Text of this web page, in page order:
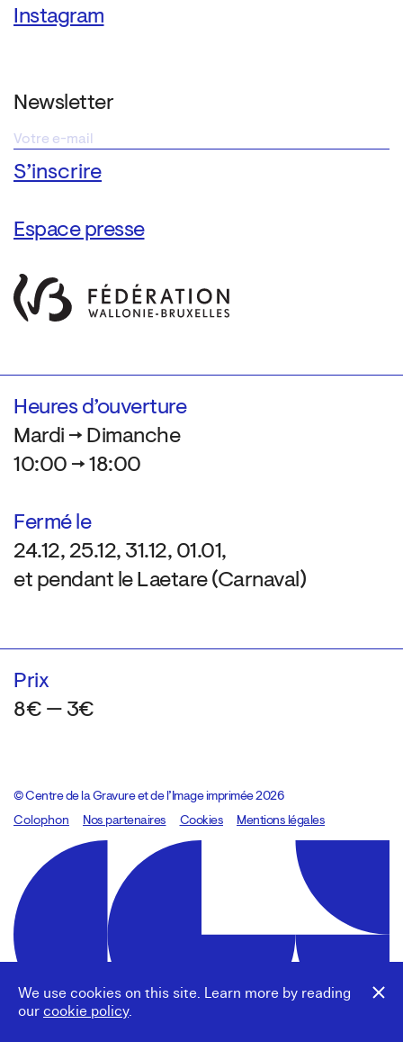
We use cookies on this site. Learn more by reading
our cookie policy.
Instagram
Newsletter
Espace presse
Heures d’ouverture
Mardi → Dimanche
10:00 → 18:00
Fermé le
24.12, 25.12, 31.12, 01.01,
et pendant le Laetare (Carnaval)
Prix
8€ — 3€
© Centre de la Gravure et de l’Image imprimée 2026
Colophon
Design:Marcel Kaczmarek, code:8080.studio
Nos partenaires Cookies Mentions légales